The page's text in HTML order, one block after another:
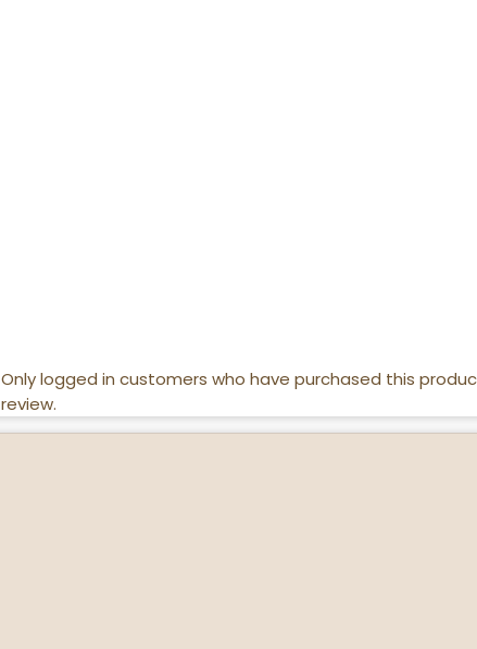
Only logged in customers who have purchased this
review.